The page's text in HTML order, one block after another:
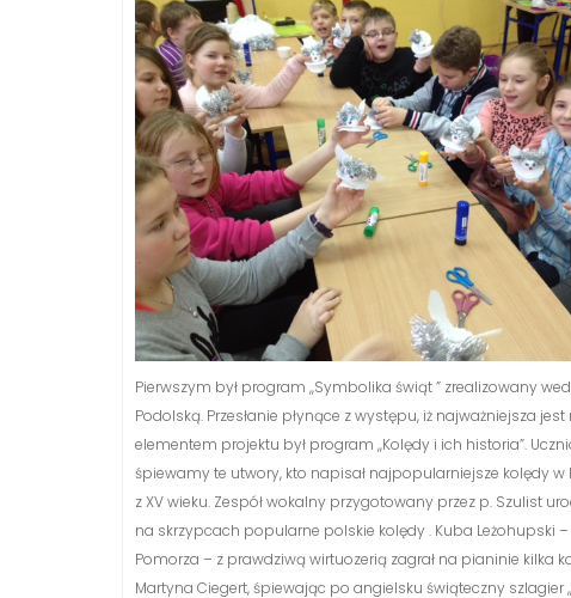
Pierwszym był program ,,Symbolika świąt ” zrealizowany
Podolską. Przesłanie płynące z występu, iż najważniejsza
elementem projektu był program ,,Kolędy i ich historia”.
śpiewamy te utwory, kto napisał najpopularniejsze kolędy
z XV wieku. Zespół wokalny przygotowany przez p. Szulist
na skrzypcach popularne polskie kolędy . Kuba Leżohupski
Pomorza – z prawdziwą wirtuozerią zagrał na pianinie kilka
Martyna Ciegert, śpiewając po angielsku świąteczny szlagier